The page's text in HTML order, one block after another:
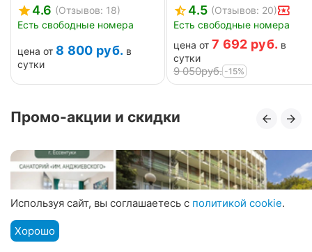
4.6 (Отзывов: 18)
Есть свободные номера
цена от 8 800 руб. в
сутки
4.5 (Отзывов: 20)
Есть свободные номера
цена от 7 692 руб. в
сутки
9 050руб. -15%
Промо-акции и скидки
Меню
Используя сайт, вы соглашаетесь с политикой cookie.
Хорошо